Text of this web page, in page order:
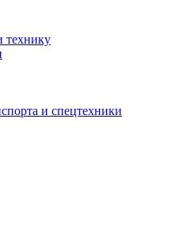
технику
и спецтехники